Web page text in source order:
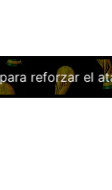
franjiverde